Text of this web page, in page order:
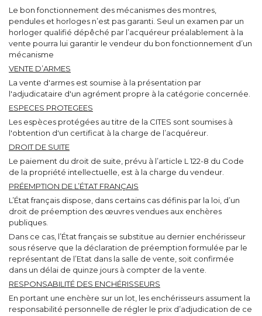
Le bon fonctionnement des mécanismes des montres,
pendules et horloges n’est pas garanti. Seul un examen par un
horloger qualifié dépêché par l’acquéreur préalablement à la
vente pourra lui garantir le vendeur du bon fonctionnement d’un
mécanisme
VENTE D’ARMES
La vente d'armes est soumise à la présentation par
l'adjudicataire d'un agrément propre à la catégorie concernée.
ESPECES PROTEGEES
Les espèces protégées au titre de la CITES sont soumises à
l'obtention d'un certificat à la charge de l’acquéreur.
DROIT DE SUITE
Le paiement du droit de suite, prévu à l’article L 122-8 du Code
de la propriété intellectuelle, est à la charge du vendeur.
PRÉEMPTION DE L’ÉTAT FRANÇAIS
L’État français dispose, dans certains cas définis par la loi, d’un
droit de préemption des œuvres vendues aux enchères
publiques.
Dans ce cas, l’État français se substitue au dernier enchérisseur
sous réserve que la déclaration de préemption formulée par le
représentant de l’Etat dans la salle de vente, soit confirmée
dans un délai de quinze jours à compter de la vente.
RESPONSABILITÉ DES ENCHÉRISSEURS
En portant une enchère sur un lot, les enchérisseurs assument la
responsabilité personnelle de régler le prix d’adjudication de ce